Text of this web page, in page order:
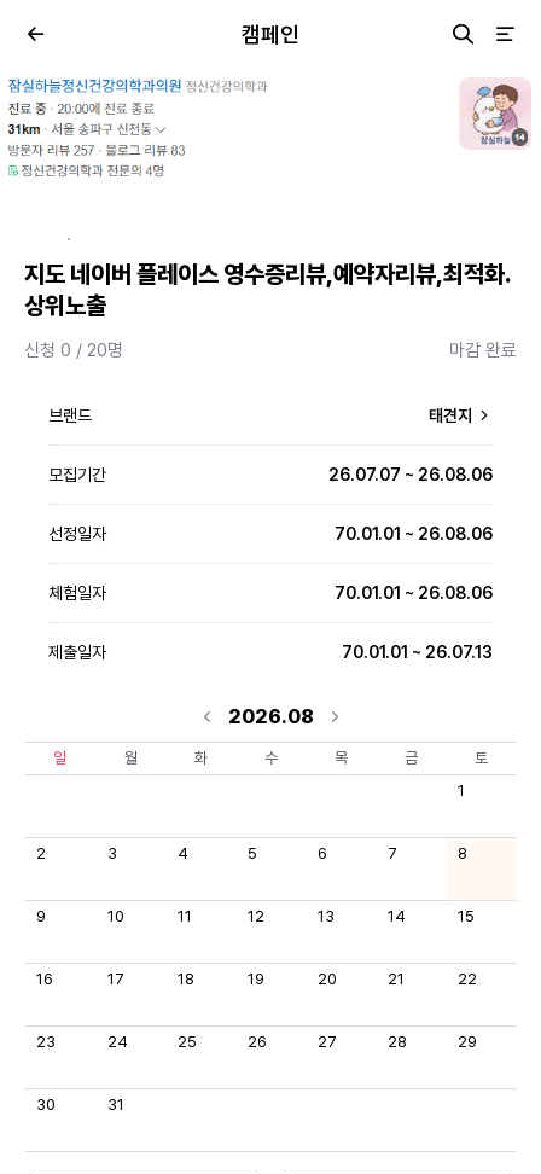
캠페인
·
지도 네이버 플레이스 영수증리뷰,예약자리뷰,최적화.
상위노출
신청 0 / 20명 마감 완료
브랜드 태견지
모집기간 26.07.07 ~ 26.08.06
선정일자 70.01.01 ~ 26.08.06
체험일자 70.01.01 ~ 26.08.06
제출일자 70.01.01 ~ 26.07.13
2026.08
일 월 화 수 목 금
토
1
2 3 4 5 6 7 8
9 10 11 12 13 14 15
16 17 18 19 20 21 22
23 24 25 26 27 28 29
30 31